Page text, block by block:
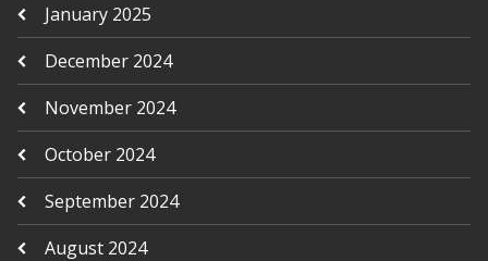
January 2025
December 2024
November 2024
October 2024
September 2024
August 2024